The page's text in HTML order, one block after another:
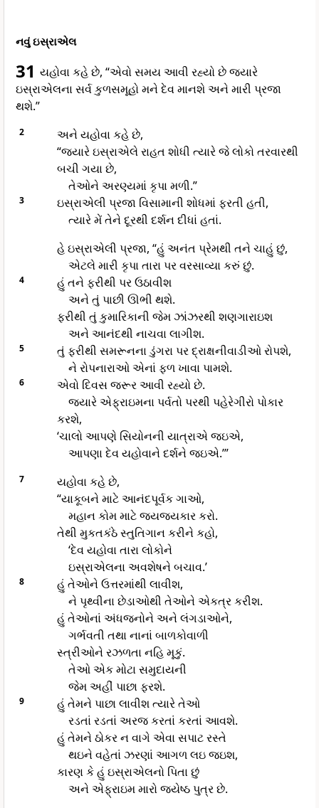
નવું ઇસ્રાએલ
31 યહોવા કહે છે, “એવો સમય આવી રહ્યો છે જ્યારે
ઇસ્રાએલના સર્વ કુળસમૂહો મને દેવ માનશે અને મારી પ્રજા
થશે.”
2
અને યહોવા કહે છે,
“જ્યારે ઇસ્રાએલે રાહત શોધી ત્યારે જે લોકો તરવારથી
બચી ગયા છે,
તેઓને અરણ્યમાં કૃપા મળી.”
3
ઇસ્રાએલી પ્રજા વિસામાની શોધમાં ફરતી હતી,
ત્યારે મેં તેને દૂરથી દર્શન દીધાં હતાં.
હે ઇસ્રાએલી પ્રજા, “હું અનંત પ્રેમથી તને ચાહું છું,
એટલે મારી કૃપા તારા પર વરસાવ્યા કરું છું.
4
હું તને ફરીથી પર ઉઠાવીશ
અને તું પાછી ઊભી થશે.
ફરીથી તું કુમારિકાની જેમ ઝાંઝરથી શણગારાઇશ
અને આનંદથી નાચવા લાગીશ.
5
તું ફરીથી સમરૂનના ડુંગરા પર દ્રાક્ષનીવાડીઓ રોપશે,
ને રોપનારાઓ એનાં ફળ ખાવા પામશે.
6
એવો દિવસ જરૂર આવી રહ્યો છે.
જ્યારે એફ્રાઇમના પર્વતો પરથી પહેરેગીરો પોકાર
કરશે,
‘ચાલો આપણે સિયોનની યાત્રાએ જઇએ,
આપણા દેવ યહોવાને દર્શને જઇએ.’”
7
યહોવા કહે છે,
“યાકૂબને માટે આનંદપૂર્વક ગાઓ,
મહાન કોમ માટે જયજયકાર કરો.
તેથી મુકતકંઠે સ્તુતિગાન કરીને કહો,
‘દેવ યહોવા તારા લોકોને
ઇસ્રાએલના અવશેષને બચાવ.’
8
હું તેઓને ઉત્તરમાંથી લાવીશ,
ને પૃથ્વીના છેડાઓથી તેઓને એકત્ર કરીશ.
હું તેઓનાં અંધજનોને અને લંગડાઓને,
ગર્ભવતી તથા નાનાં બાળકોવાળી
સ્ત્રીઓને રઝળતા નહિ મૂકું.
તેઓ એક મોટા સમુદાયની
જેમ અહીં પાછા ફરશે.
9
હું તેમને પાછા લાવીશ ત્યારે તેઓ
રડતાં રડતાં અરજ કરતાં કરતાં આવશે.
હું તેમને ઠોકર ન વાગે એવા સપાટ રસ્તે
થઇને વહેતાં ઝરણાં આગળ લઇ જઇશ,
કારણ કે હું ઇસ્રાએલનો પિતા છું
અને એફ્રાઇમ મારો જયેષ્ઠ પુત્ર છે.